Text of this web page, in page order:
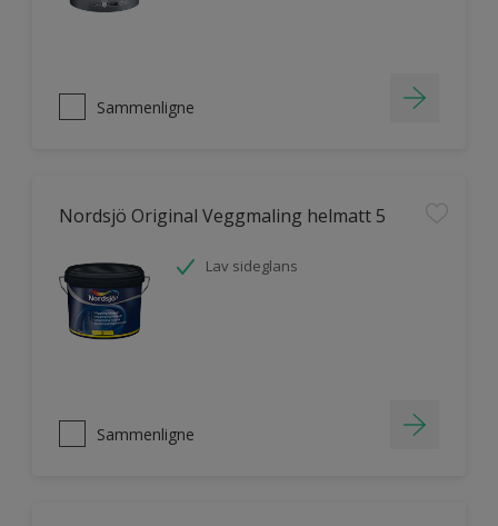
Sammenligne
Nordsjö Original Veggmaling helmatt 5
Lav sideglans
Sammenligne